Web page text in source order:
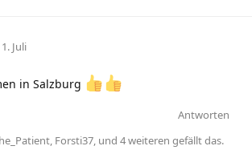
1. Juli
in Salzburg
Antworten
, Forsti37, und 4weiteren gefällt das.